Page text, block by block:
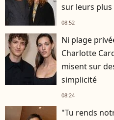
sur leurs
08:52
Ni plage
Charlotte
misent sur
simplicité
08:24
"Tu rends